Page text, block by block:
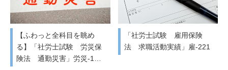
【ふわっと全科目を眺め
る】「社労士試験 労災保
険法 通勤災害」労災-1…
「社労士試験 雇用保険
法 求職活動実績」雇-221